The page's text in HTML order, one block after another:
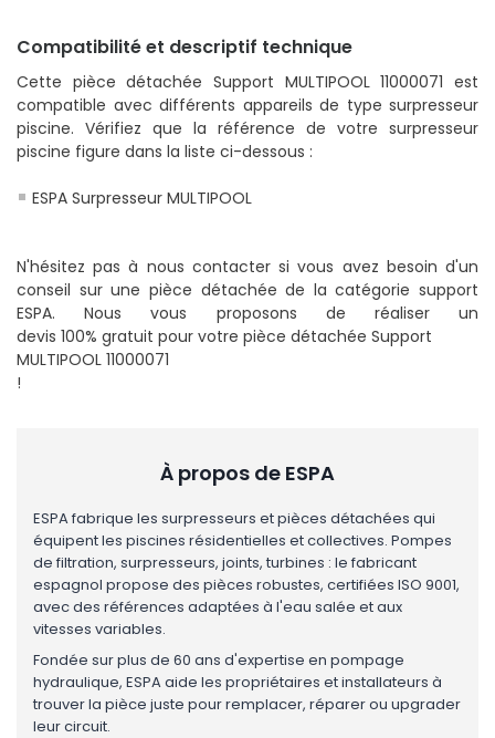
Compatibilité et descriptif technique
Cette pièce détachée Support MULTIPOOL 11000071 est
compatible avec différents appareils de type surpresseur
piscine. Vérifiez que la référence de votre surpresseur
piscine figure dans la liste ci-dessous :
ESPA Surpresseur MULTIPOOL
N'hésitez pas à nous contacter si vous avez besoin d'un
conseil sur une pièce détachée de la catégorie support
ESPA. Nous vous proposons de réaliser un
devis 100% gratuit pour votre pièce détachée Support
MULTIPOOL 11000071
!
À propos de ESPA
ESPA fabrique les surpresseurs et pièces détachées qui
équipent les piscines résidentielles et collectives. Pompes
de filtration, surpresseurs, joints, turbines : le fabricant
espagnol propose des pièces robustes, certifiées ISO 9001,
avec des références adaptées à l'eau salée et aux
vitesses variables.
Fondée sur plus de 60 ans d'expertise en pompage
hydraulique, ESPA aide les propriétaires et installateurs à
trouver la pièce juste pour remplacer, réparer ou upgrader
leur circuit.